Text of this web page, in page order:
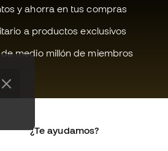
y ahorra en tus compras
a productos exclusivos
medio millón de miembros
¿Te ayudamos?